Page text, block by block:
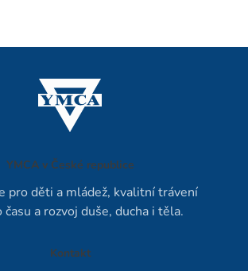
YMCA v České republice
pro děti a mládež, kvalitní trávení
a rozvoj duše, ducha i těla.
Kontakt